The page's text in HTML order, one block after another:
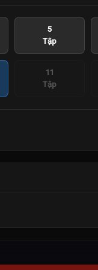
5
Tập
11
Tập